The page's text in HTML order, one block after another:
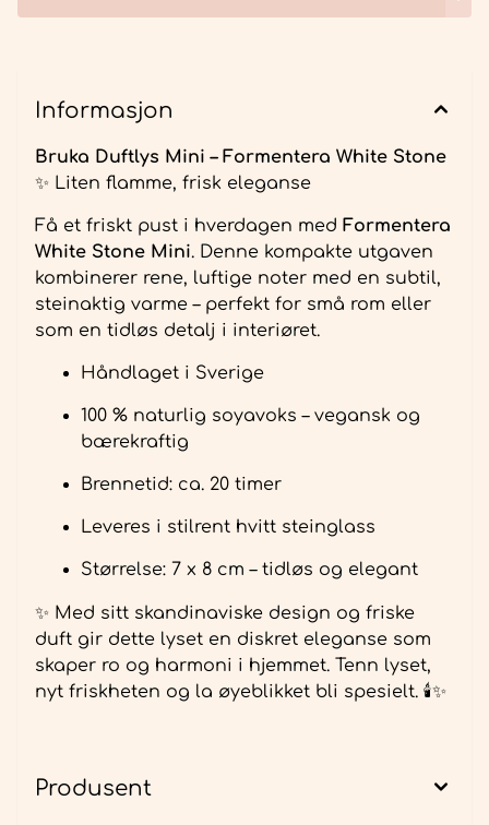
Informasjon
Bruka Duftlys Mini – Formentera White Stone
✨ Liten flamme, frisk eleganse
Få et friskt pust i hverdagen med Formentera
White Stone Mini. Denne kompakte utgaven
kombinerer rene, luftige noter med en subtil,
steinaktig varme – perfekt for små rom eller
som en tidløs detalj i interiøret.
Håndlaget i Sverige
100 % naturlig soyavoks – vegansk og
bærekraftig
Brennetid: ca. 20 timer
Leveres i stilrent hvitt steinglass
Størrelse: 7 x 8 cm – tidløs og elegant
✨ Med sitt skandinaviske design og friske
duft gir dette lyset en diskret eleganse som
skaper ro og harmoni i hjemmet. Tenn lyset,
nyt friskheten og la øyeblikket bli spesielt. 🕯️✨
Produsent